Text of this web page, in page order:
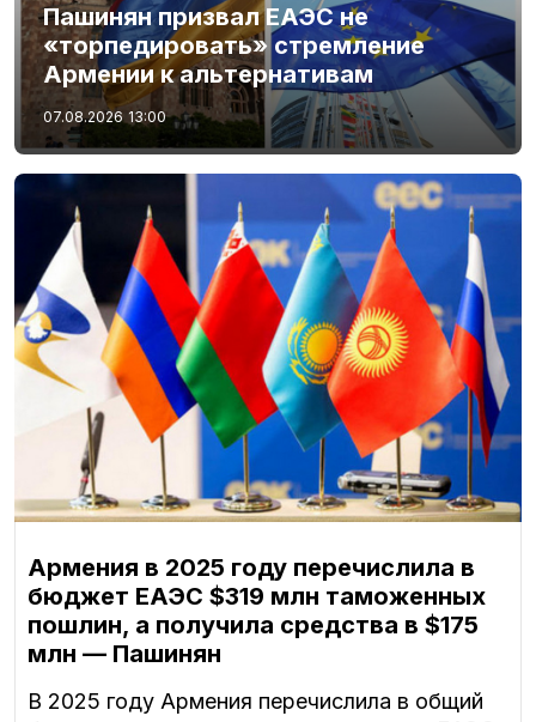
Пашинян призвал ЕАЭС не
«торпедировать» стремление
Армении к альтернативам
07.08.2026 13:00
Армения в 2025 году перечислила в
бюджет ЕАЭС $319 млн таможенных
пошлин, а получила средства в $175
млн — Пашинян
В 2025 году Армения перечислила в общий